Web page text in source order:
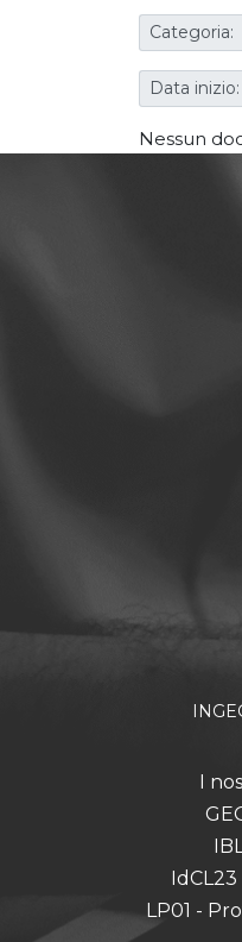
Categoria:
Data inizio:
Nessun
I
LP01 -